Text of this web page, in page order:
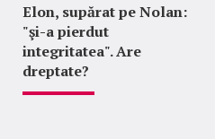
Elon, supărat pe Nolan:
"şi-a pierdut
integritatea". Are
dreptate?